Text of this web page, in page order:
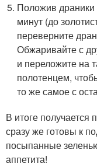
Положив драники
минут (до
переверните
Обжаривайте с
и переложите на
полотенцем,
то же самое с
В итоге получается
сразу же готовы к
посыпанные
аппетита!